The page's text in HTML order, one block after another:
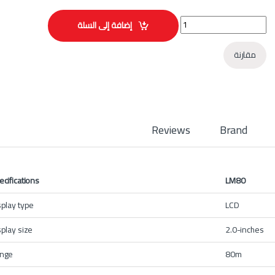
جهاز قياس ليزر 80 متر UNI-T موديل LM80 quantity
إضافة إلى السلة
مقارنة
Brand
Reviews
LM80
type
LCD
size
2.0-inches
80m